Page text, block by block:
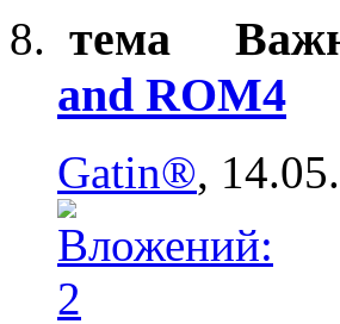
and ROM4
Gatin®,